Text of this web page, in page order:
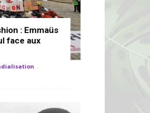
: Emmaüs
face aux
-